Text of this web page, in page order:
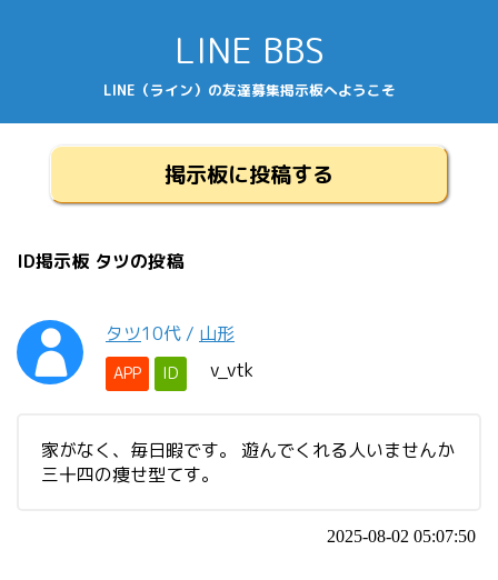
LINE BBS
LINE（ライン）の友達募集掲示板へようこそ
掲示板に投稿する
ID掲示板 タツの投稿
タツ10代 / 山形
APP ID v_vtk
家がなく、毎日暇です。 遊んでくれる人いませんか
三十四の痩せ型てす。
2025-08-02 05:07:50